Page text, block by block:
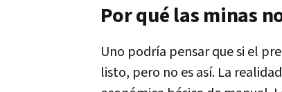
Por qué las minas
Uno podría pensar que si el
listo, pero no es así. La